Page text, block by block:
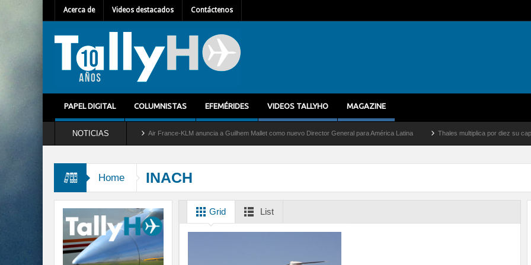
Acerca de Videos destacados Contáctenos
PAPEL DIGITAL COLUMNISTAS EFEMÉRIDES VIDEOS TALLYHO MAGAZINE
NOTICIAS
del servicio al C-2 Greyhound Air France-KLM anuncia a Guilhem Mallet como nuevo Director General para América Latina Thales multiplica por diez su capacidad
Home INACH
Grid List